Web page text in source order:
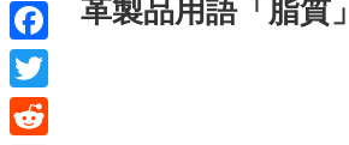
革製品用語「脂質
L
i
n
e
F
a
c
T